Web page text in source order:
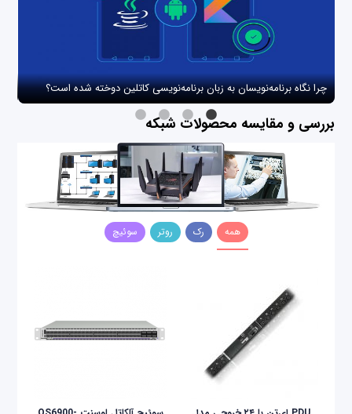
چرا نگاه برنامه‌نویسان به زبان برنامه‌نویسی کاتلین دوخته شده است؟
بررسی و مقایسه محصولات شبکه
همه رک روتر سوئیچ